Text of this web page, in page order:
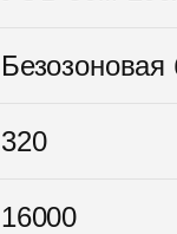
320
16000